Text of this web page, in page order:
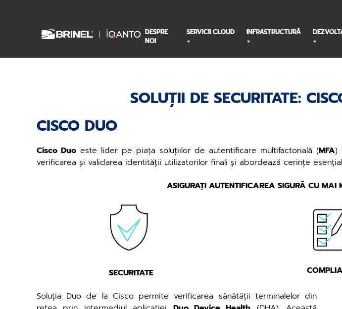
DESPRE
NOI
SERVICII CLOUD INFRASTRUCTURĂ
SOLUȚII DE SECURITATE:
CISCO DUO
Cisco Duoeste lider pe piața soluțiilor de autentificare multifactorială (MFA)
verificarea și validarea identității utilizatorilor finali și abordează cerințe
ASIGURAȚI AUTENTIFICAREA SIGURĂ CU MAI
SECURITATE
Soluția Duo de la Cisco permite verificarea sănătății terminalelor din